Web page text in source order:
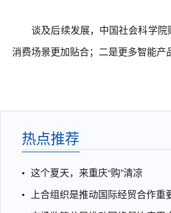
谈及后续发展，中国社会科学院
消费场景更加贴合；二是更多智能
热点推荐
这个夏天，来重庆“购”清凉
上合组织是推动国际经贸合作重